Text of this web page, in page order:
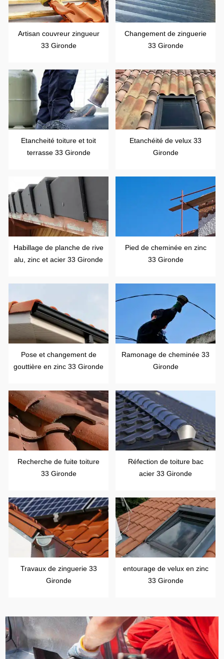
Artisan couvreur zingueur
33 Gironde
Changement de zinguerie
33 Gironde
Etancheité toiture et toit
terrasse 33 Gironde
Etanchéité de velux 33
Gironde
Habillage de planche de rive
alu, zinc et acier 33 Gironde
Pied de cheminée en zinc
33 Gironde
Pose et changement de
gouttière en zinc 33 Gironde
Ramonage de cheminée 33
Gironde
Recherche de fuite toiture
33 Gironde
Réfection de toiture bac
acier 33 Gironde
Travaux de zinguerie 33
Gironde
entourage de velux en zinc
33 Gironde